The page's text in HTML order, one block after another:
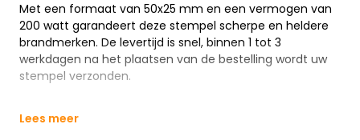
Met een formaat van 50x25 mm en een vermogen van
200 watt garandeert deze stempel scherpe en heldere
brandmerken. De levertijd is snel, binnen 1 tot 3
werkdagen na het plaatsen van de bestelling wordt uw
stempel verzonden.
Lees meer